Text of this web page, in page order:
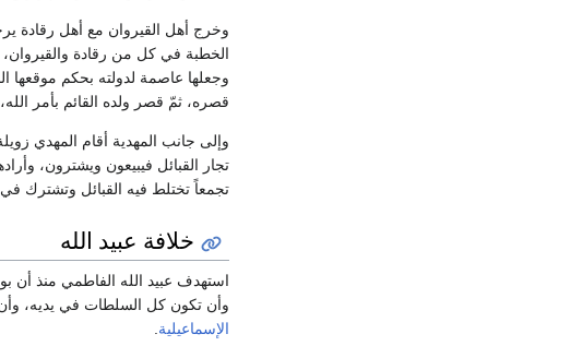
وخرج أهل القيروان مع أهل رقادة
الخطبة في كل من رقادة والقيروان،
وجعلها عاصمة لدولته بحكم موقعها
قصره، ثمّ قصر ولده القائم بأمر
وإلى جانب المهدية أقام المهدي
تجار القبائل فيبيعون ويشترون،
تجمعاً تختلط فيه القبائل وتشترك في
خلافة عبيد الله
استهدف عبيد الله الفاطمي منذ أن
وأن تكون كل السلطات في يديه، وأن
الإسماعيلية